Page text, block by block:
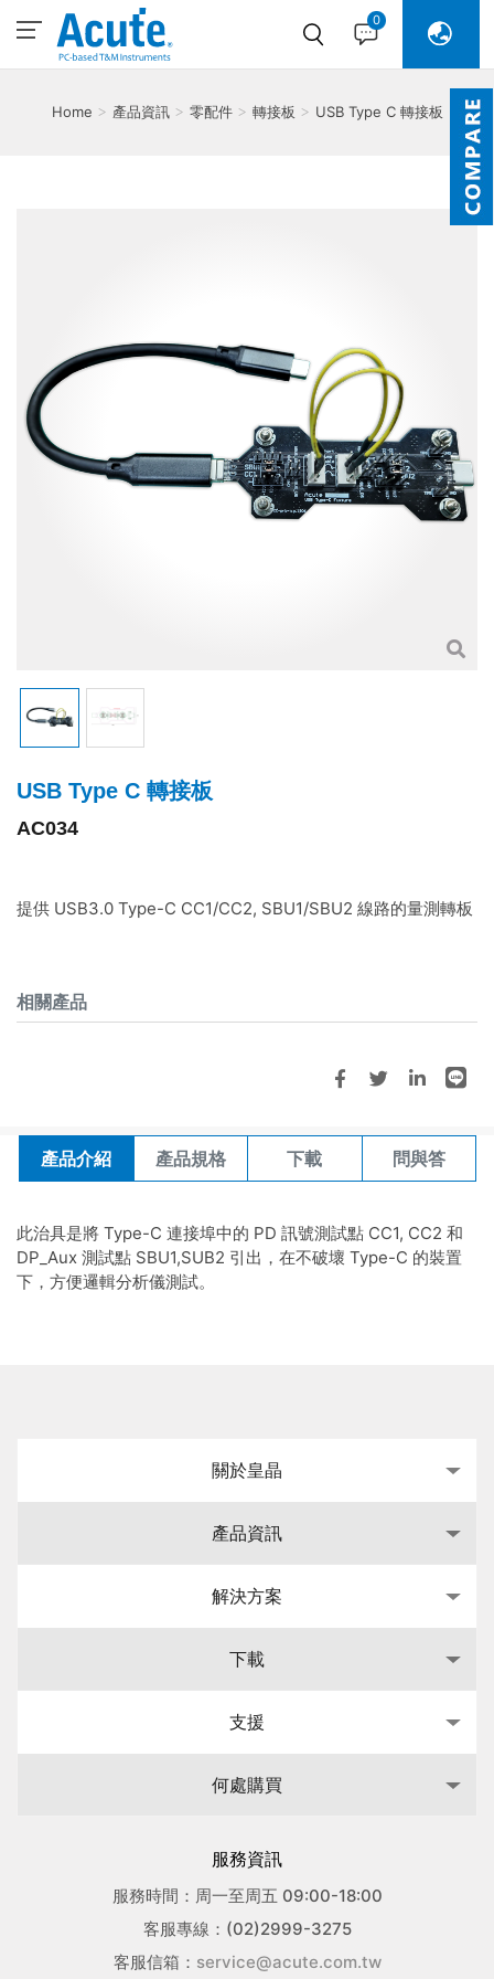
0
Home 產品資訊 零配件 轉接板 USB Type C 轉接板
USB Type C 轉接板
AC034
提供 USB3.0 Type-C CC1/CC2, SBU1/SBU2 線路的量測轉板
相關產品
產品介紹 產品規格 下載 問與答
此治具是將 Type-C 連接埠中的 PD 訊號測試點 CC1, CC2 和
DP_Aux 測試點 SBU1,SUB2 引出，在不破壞 Type-C 的裝置
下，方便邏輯分析儀測試。
關於皇晶
產品資訊
解決方案
下載
支援
何處購買
服務資訊
服務時間：周一至周五 09:00-18:00
客服專線：(02)2999-3275
客服信箱： service@acute.com.tw